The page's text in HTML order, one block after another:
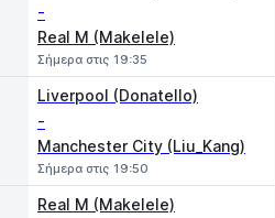
-
Real M (Makelele)
Σήμερα στις 19:35
Liverpool (Donatello)
-
Manchester City (Liu_Kang)
Σήμερα στις 19:50
Real M (Makelele)